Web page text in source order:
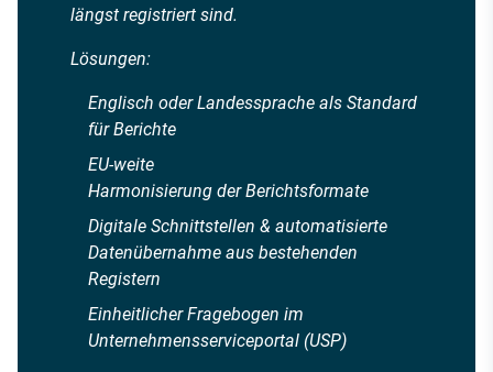
längst registriert sind.
Lösungen:
Englisch oder Landessprache als Standard
für Berichte
EU-weite
Harmonisierung der Berichtsformate
Digitale Schnittstellen & automatisierte
Datenübernahme aus bestehenden
Registern
Einheitlicher Fragebogen im
Unternehmensserviceportal (USP)